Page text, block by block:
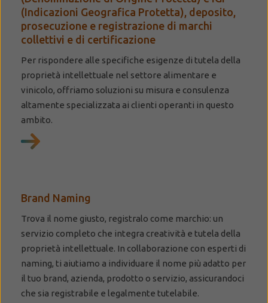
(Indicazioni Geografica Protetta), deposito,
prosecuzione e registrazione di marchi
collettivi e di certificazione
Per rispondere alle specifiche esigenze di tutela della
proprietà intellettuale nel settore alimentare e
vinicolo, offriamo soluzioni su misura e consulenza
altamente specializzata ai clienti operanti in questo
ambito.
Brand Naming
Trova il nome giusto, registralo come marchio: un
servizio completo che integra creatività e tutela della
proprietà intellettuale. In collaborazione con esperti di
naming, ti aiutiamo a individuare il nome più adatto per
il tuo brand, azienda, prodotto o servizio, assicurandoci
che sia registrabile e legalmente tutelabile.